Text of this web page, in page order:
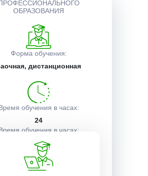
ОБРАЗОВАНИЯ
Форма обучения:
дистанционная
обучения в часах:
24
обучения в часах:
1 неделя
документы
поступления